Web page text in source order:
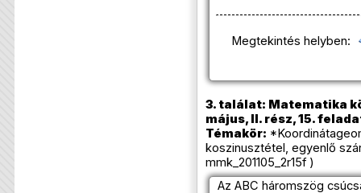
Megtekintés helyben:
3. találat: Matematika
május, II. rész, 15.
Témakör:
koszinusztétel, egyenlő
mmk_201105_2r15f )
Az ABC háromszög